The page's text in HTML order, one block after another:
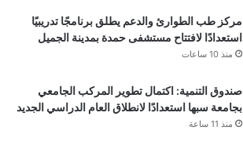
مركز طب الطوارئ والدعم يطلق برنامجًا تدريبيًا
استعدادًا لافتتاح مستشفى حمدة بمدينة الجميل
منذ 10 ساعات
صندوق التنمية: اكتمال تطوير المركب الجامعي
بجامعة سبها استعدادًا لانطلاق العام الدراسي الجديد
منذ 11 ساعة